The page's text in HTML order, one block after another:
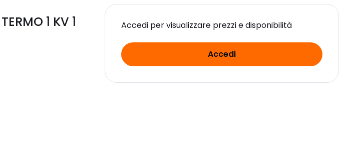
1 KV 1
Accedi per visualizzare prezzi e disponibilità
Accedi